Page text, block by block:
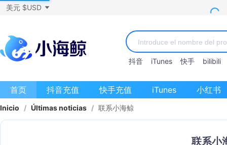
美元 $USD
抖音 iTunes 快手 bilibili
首页 抖音充值 快手充值 iTunes 小红书
Inicio / Últimas noticias / 联系小海鲸
联系小